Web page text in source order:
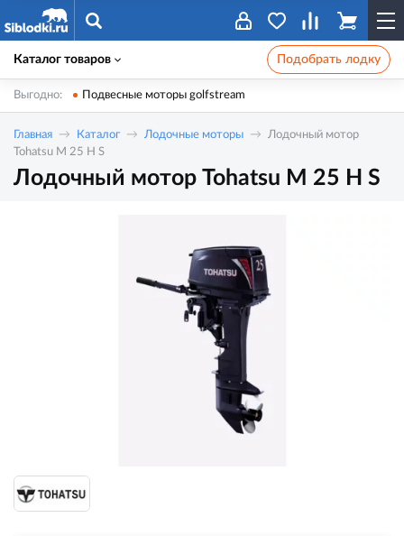
Каталог товаров Подобрать лодку
Выгодно: Подвесные моторы golfstream
Главная Каталог Лодочные моторы
Лодочный мотор
Tohatsu M 25 H S
Лодочный мотор Tohatsu M 25 H S